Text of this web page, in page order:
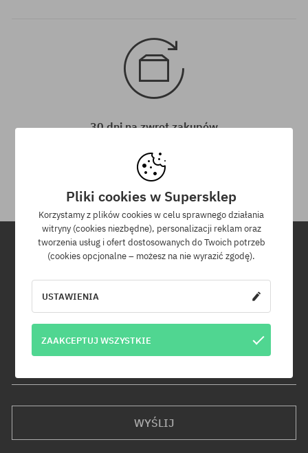
30 dni na zwrot zakupów
Na zwrot zakupionych produktów masz 30 dni licząc od daty
otrzymania przesyłki.
Zapisz się do naszego newslettera, a dowiesz się jako pierwszy o
nowościach i promocjach!
Dodatkowo otrzymasz kod rabatowy -5% na całe zamówienie!
WYŚLIJ
Pliki cookies w Supersklep
Korzystamy z plików cookies w celu sprawnego działania
witryny (cookies niezbędne), personalizacji reklam oraz
tworzenia usług i ofert dostosowanych do Twoich potrzeb
(cookies opcjonalne – możesz na nie wyrazić zgodę).
USTAWIENIA
ZAAKCEPTUJ WSZYSTKIE